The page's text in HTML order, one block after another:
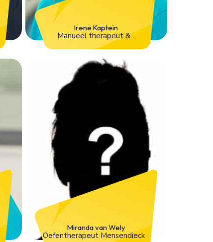
Irene Kaptein
Manueel therapeut &
Psychosomatisch
fysiotherapeut
Miranda van Wely
Oefentherapeut Mensendieck